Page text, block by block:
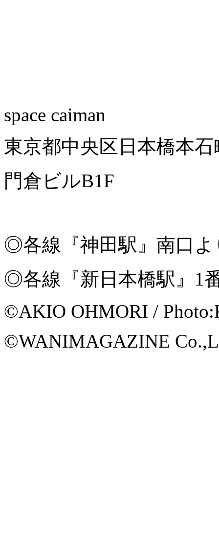
space caiman
東京都中央区日本橋本石
門倉ビルB1F
◎各線『神田駅』南口よ
◎各線『新日本橋駅』1
©AKIO OHMORI /
©WANIMAGAZINE